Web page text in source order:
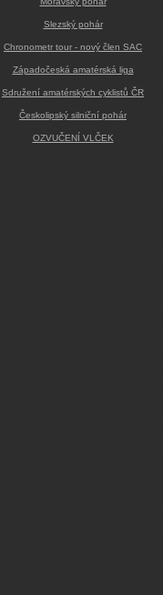
Slezský pohár
Chronometr tour - nový člen SAC
Západočeská amatérská liga
Sdružení amatérských cyklistů ČR
Českolipský silniční pohár
OZVUČENÍ VLČEK